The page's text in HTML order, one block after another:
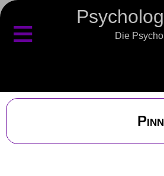
Die
≡